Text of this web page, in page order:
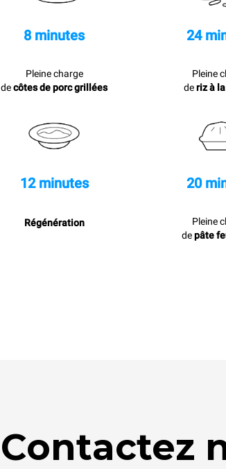
8 minutes
Pleine charge
decôtes de porc grillées
24
Pleine
deriz à
12 minutes
Régénération
20
Pleine
depâte
Contactez